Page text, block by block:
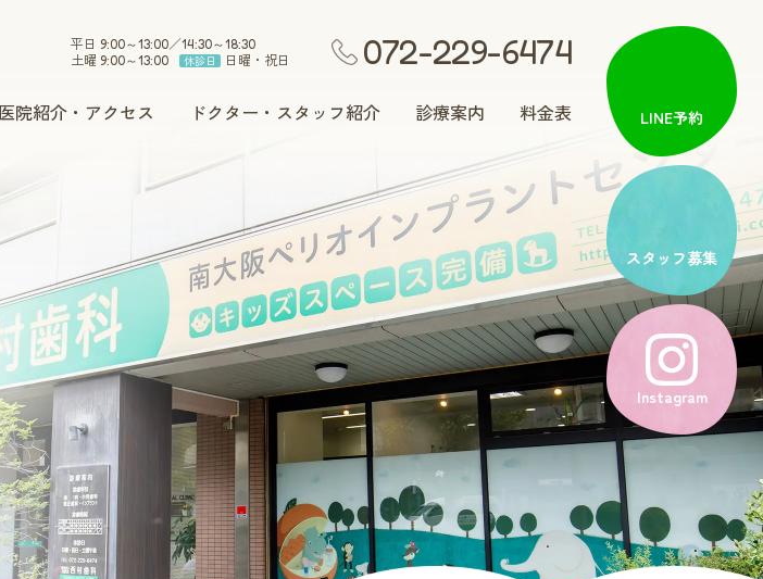
平日 9:00～13:00／14:30～18:30
土曜 9:00～13:00
休診日 日曜・祝日 072-229-6474
医院紹介・アクセス ドクター・スタッフ紹介 診療案内
矯正歯科
ホワイトニング 入れ歯治療
訪問治療
料金表 LINE予約
スタッフ募集
Instagram